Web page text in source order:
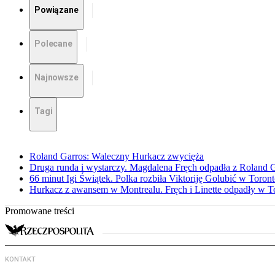
Powiązane
Polecane
Najnowsze
Tagi
Roland Garros: Waleczny Hurkacz zwycięża
Druga runda i wystarczy. Magdalena Fręch odpadła z Roland
66 minut Igi Świątek. Polka rozbiła Viktoriję Golubić w
Hurkacz z awansem w Montrealu. Fręch i Linette odpadły w
Promowane treści
KONTAKT